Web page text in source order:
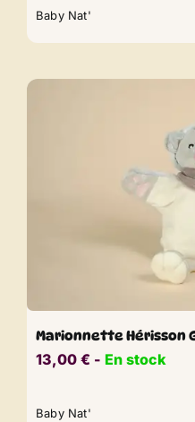
Baby Nat'
Marionnette Hérisson
13,00 € ​​ - En stock
Baby Nat'